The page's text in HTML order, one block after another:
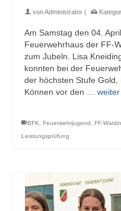
vonAdministrator |
Am Samstag den 04.
Feuerwehrhaus der FF-
zum Jubeln. Lisa
konnten bei der
der höchsten Stufe
Können vor den …
BFK Feuerwehrjugend FF-
Leistungsprüfung